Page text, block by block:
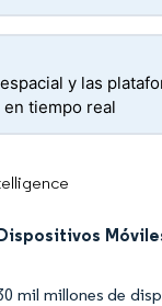
y las
tiempo real
mil millones de